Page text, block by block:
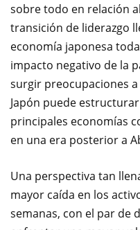
sobre todo en relación
transición de liderazgo
economía japonesa
impacto negativo de la
surgir preocupaciones
Japón puede
principales economías
en una era posterior a
Una perspectiva tan
mayor caída en los
semanas, con el par de